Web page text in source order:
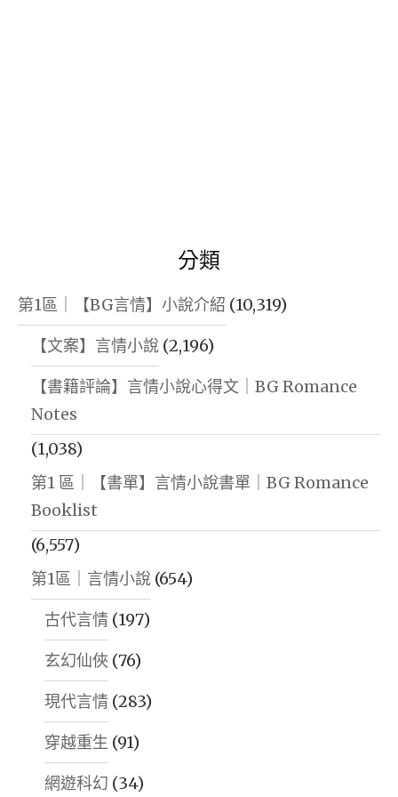
分類
第1區｜【BG言情】小說介紹 (10,319)
【文案】言情小說 (2,196)
【書籍評論】言情小說心得文｜BG Romance
Notes
(1,038)
第1 區｜【書單】言情小說書單｜BG Romance
Booklist
(6,557)
第1區｜言情小說 (654)
古代言情 (197)
玄幻仙俠 (76)
現代言情 (283)
穿越重生 (91)
網遊科幻 (34)